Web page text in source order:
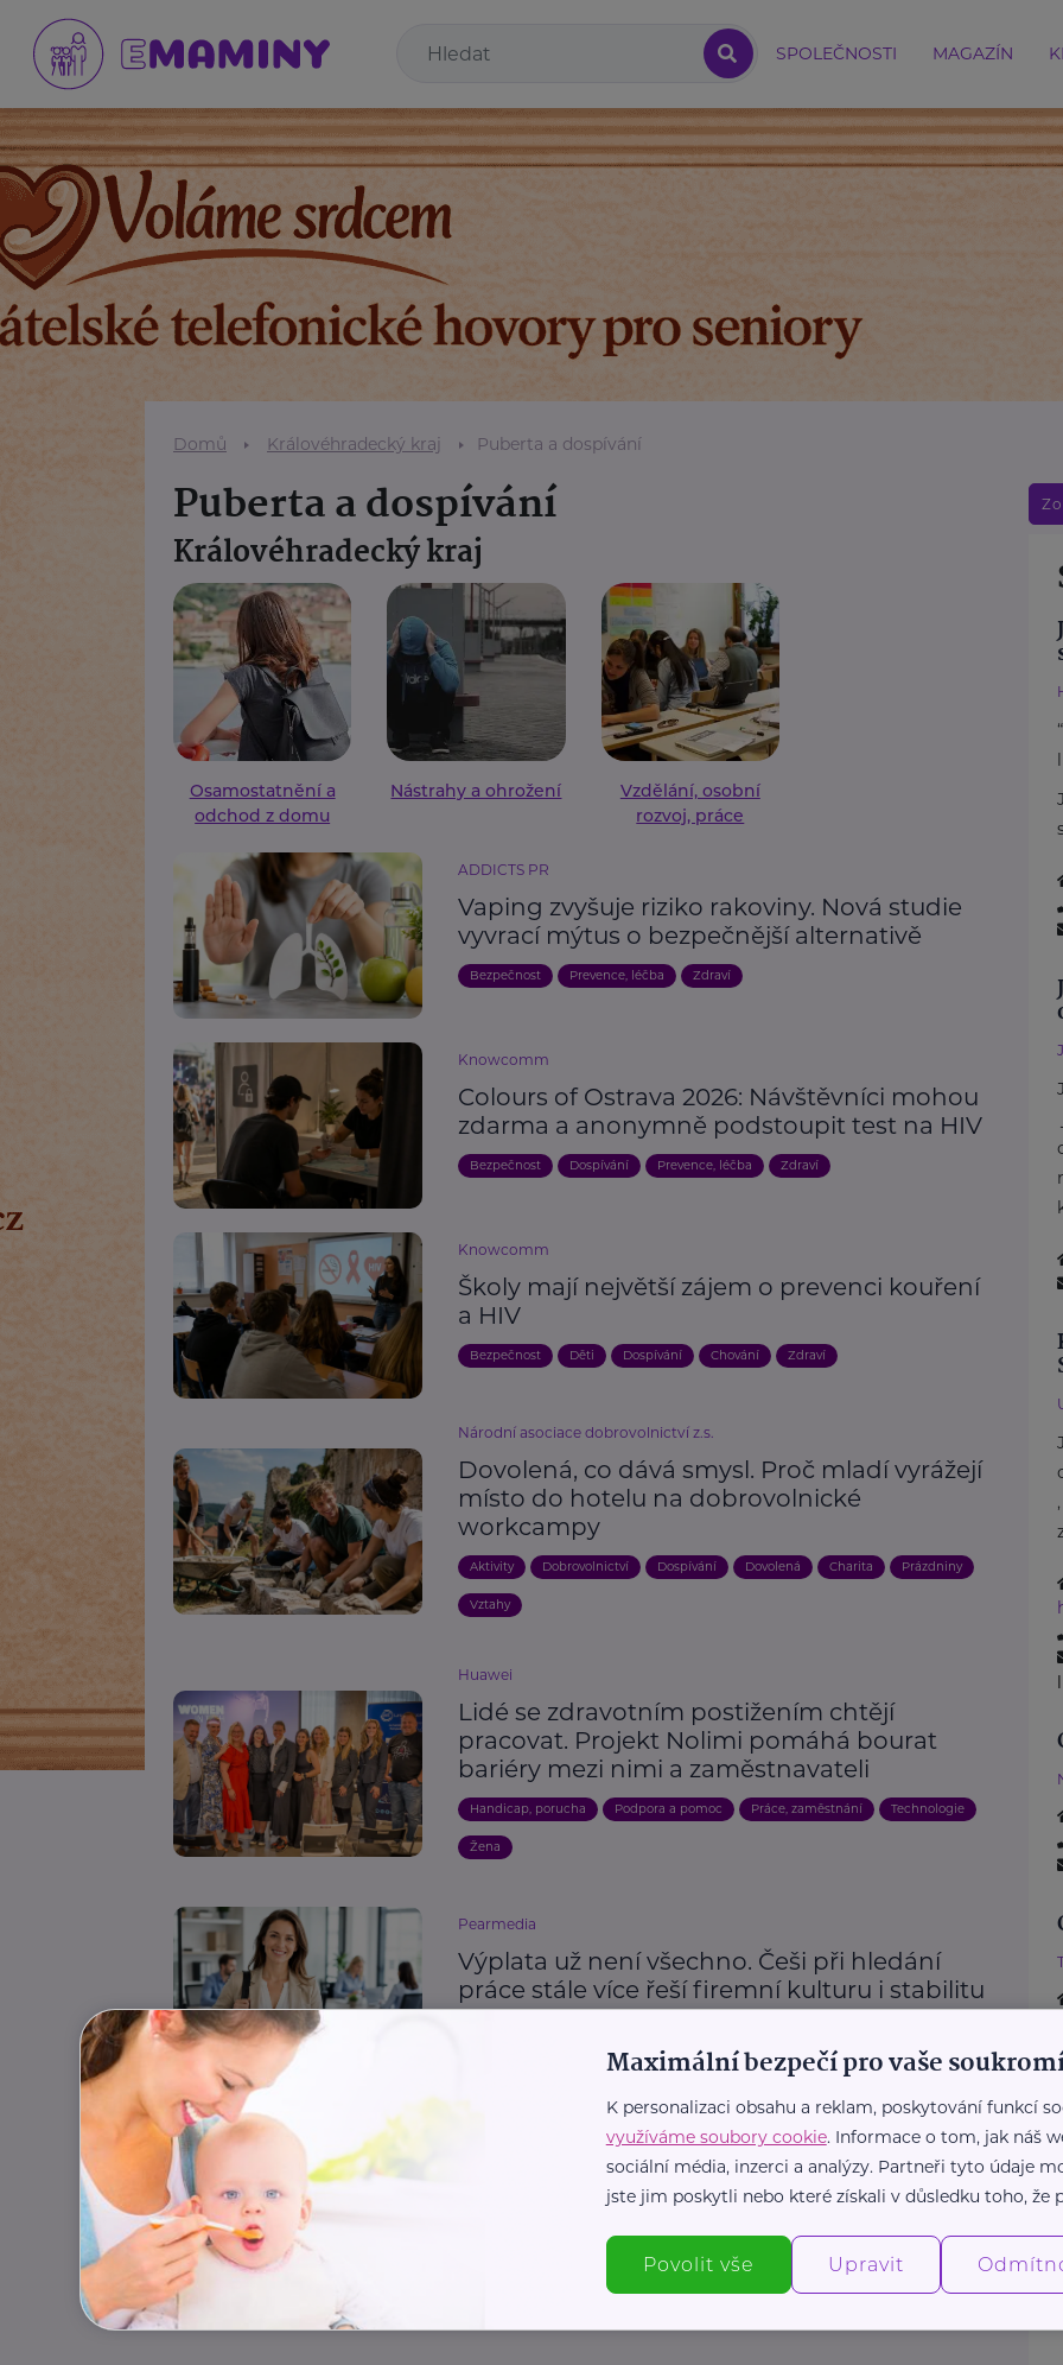
SPOLEČNOSTI MAGAZÍN
Domů Královéhradecký kraj Puberta a dospívání
Puberta a dospívání
Královéhradecký kraj
Osamostatnění a
odchod z domu
Nástrahy a ohrožení
Vzdělání, osobní
rozvoj, práce
ADDICTS PR
Vaping zvyšuje riziko rakoviny. Nová studie
vyvrací mýtus o bezpečnější alternativě
Bezpečnost Prevence, léčba Zdraví
Knowcomm
Colours of Ostrava 2026: Návštěvníci mohou
zdarma a anonymně podstoupit test na HIV
Bezpečnost Dospívání Prevence, léčba Zdraví
Knowcomm
Školy mají největší zájem o prevenci kouření
a HIV
Bezpečnost Děti Dospívání Chování Zdraví
Národní asociace dobrovolnictví z.s.
Dovolená, co dává smysl. Proč mladí vyrážejí
místo do hotelu na dobrovolnické
workcampy
Aktivity Dobrovolnictví Dospívání Dovolená Charita Prázdniny
Vztahy
Huawei
Lidé se zdravotním postižením chtějí
pracovat. Projekt Nolimi pomáhá bourat
bariéry mezi nimi a zaměstnavateli
Handicap, porucha Podpora a pomoc Práce, zaměstnání Technologie
Žena
Pearmedia
Výplata už není všechno. Češi při hledání
práce stále více řeší firemní kulturu i stabilitu
Další články
Maximální bezpečí pro vaše
K personalizaci obsahu a reklam, poskytování funkcí
využíváme soubory cookie. Informace o tom, jak náš
sociální média, inzerci a analýzy. Partneři tyto údaje
jste jim poskytli nebo které získali v důsledku toho, že
Povolit vše Upravit